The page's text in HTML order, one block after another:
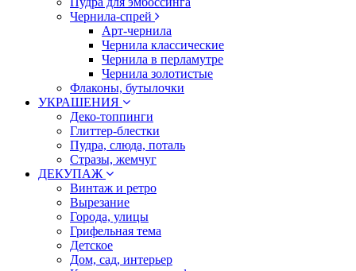
Чернила-спрей
Арт-чернила
Чернила классические
Чернила в перламутре
Чернила золотистые
Флаконы, бутылочки
УКРАШЕНИЯ
Деко-топпинги
Глиттер-блестки
Пудра, слюда, поталь
Стразы, жемчуг
ДЕКУПАЖ
Винтаж и ретро
Вырезание
Города, улицы
Грифельная тема
Детское
Дом, сад, интерьер